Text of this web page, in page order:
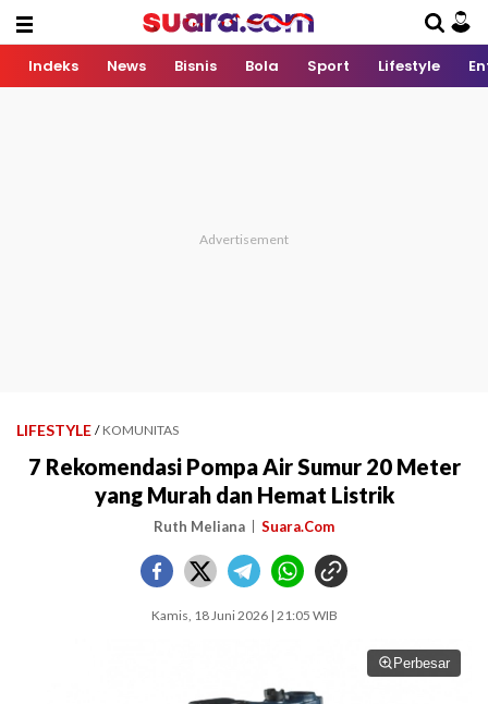
Indeks News Bisnis Bola Sport Lifestyle
LIFESTYLE / KOMUNITAS
7 Rekomendasi Pompa Air Sumur 20 Meter
yang Murah dan Hemat Listrik
Ruth Meliana Suara.Com
Kamis, 18 Juni 2026 | 21:05 WIB
Perbesar